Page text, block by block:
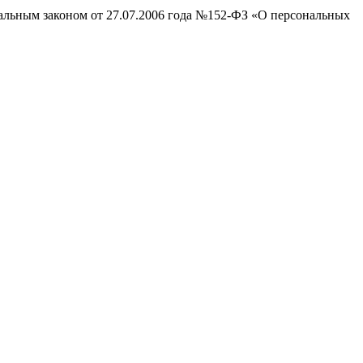
законом от 27.07.2006 года №152-ФЗ «О персональных